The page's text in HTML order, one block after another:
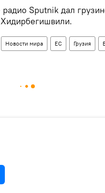
Sputnik дал
Новости мира ЕС Грузия